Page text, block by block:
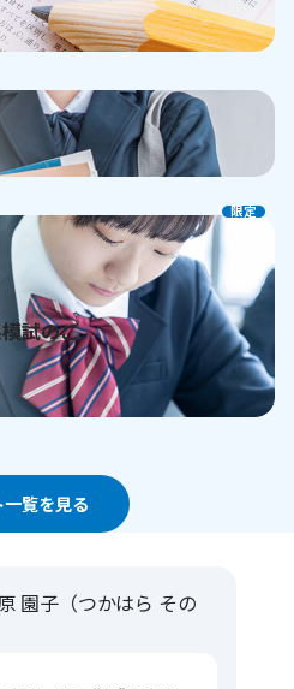
試のご
限定
覧を見る
園子（つかはら その